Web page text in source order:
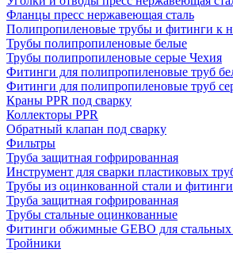
Фланцы пресс нержавеющая сталь
Полипропиленовые трубы и фитинги к
Трубы полипропиленовые белые
Трубы полипропиленовые серые Чехия
Фитинги для полипропиленовые труб
Фитинги для полипропиленовые труб
Краны PPR под сварку
Коллекторы PPR
Обратный клапан под сварку
Фильтры
Труба защитная гофрированная
Инструмент для сварки пластиковых
Трубы из оцинкованной стали и
Труба защитная гофрированная
Трубы стальные оцинкованные
Фитинги обжимные GEBO для стальных
Тройники